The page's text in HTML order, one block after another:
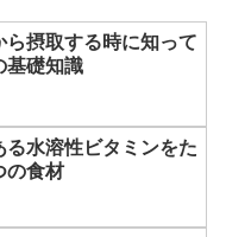
ら摂取する時に知って
基礎知識
る水溶性ビタミンをた
の食材